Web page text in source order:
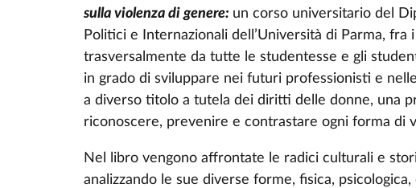
sulla violenza di genere: un corso universitario del
Politici e Internazionali dell’Università di Parma, fra
trasversalmente da tutte le studentesse e gli
in grado di sviluppare nei futuri professionisti e
a diverso titolo a tutela dei diritti delle donne, una
riconoscere, prevenire e contrastare ogni forma di
Nel libro vengono affrontate le radici culturali e
analizzando le sue diverse forme, fisica,